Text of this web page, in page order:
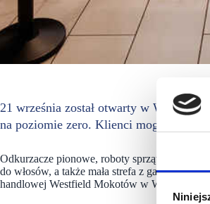
21 września został otwarty w
na poziomie zero. Klienci mogą
Odkurzacze pionowe, roboty sprzątające,
do włosów, a także mała strefa z gadżetami
handlowej Westfield Mokotów w Warszawie.